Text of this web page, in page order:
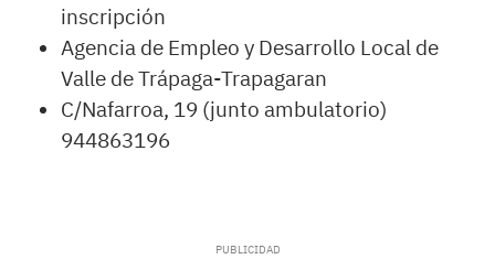
inscripción
Agencia de Empleo y Desarrollo Local de
Valle de Trápaga-Trapagaran
C/Nafarroa, 19 (junto ambulatorio)
944863196